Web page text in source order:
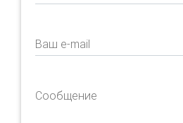
Ваш e-mail
Сообщение